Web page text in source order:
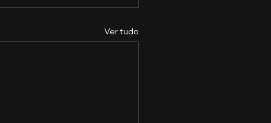
Ver tudo